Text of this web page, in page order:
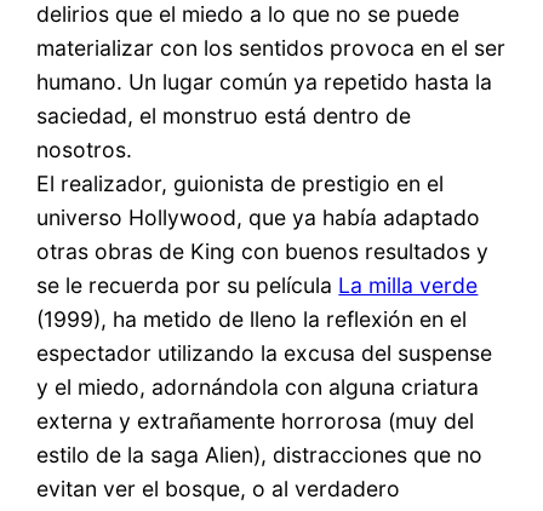
delirios que el miedo a lo que no se puede
materializar con los sentidos provoca en el ser
humano. Un lugar común ya repetido hasta la
saciedad, el monstruo está dentro de
nosotros.
El realizador, guionista de prestigio en el
universo Hollywood, que ya había adaptado
otras obras de King con buenos resultados y
se le recuerda por su película La milla verde
(1999), ha metido de lleno la reflexión en el
espectador utilizando la excusa del suspense
y el miedo, adornándola con alguna criatura
externa y extrañamente horrorosa (muy del
estilo de la saga Alien), distracciones que no
evitan ver el bosque, o al verdadero